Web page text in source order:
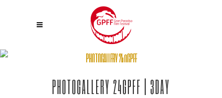
PHOTOGALLERY 24º GPFF
PHOTOGALLERY 24GPFF | 3DAY